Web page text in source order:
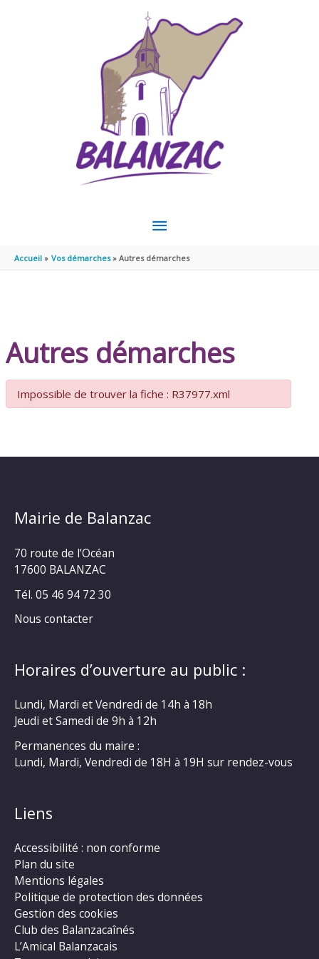
MENU
PRINCIPAL
Accueil Vos démarches Autres démarches
Autres démarches
Impossible de trouver la fiche : R37977.xml
Mairie de Balanzac
70 route de l’Océan
17600 BALANZAC
Tél. 05 46 94 72 30
Nous contacter
Horaires d’ouverture au public :
Lundi, Mardi et Vendredi de 14h à 18h
Jeudi et Samedi de 9h à 12h
Permanences du maire :
Lundi, Mardi, Vendredi de 18H à 19H sur rendez-vous
Liens
Accessibilité : non conforme
Plan du site
Mentions légales
Politique de protection des données
Gestion des cookies
Club des Balanzacaînés
L’Amical Balanzacais